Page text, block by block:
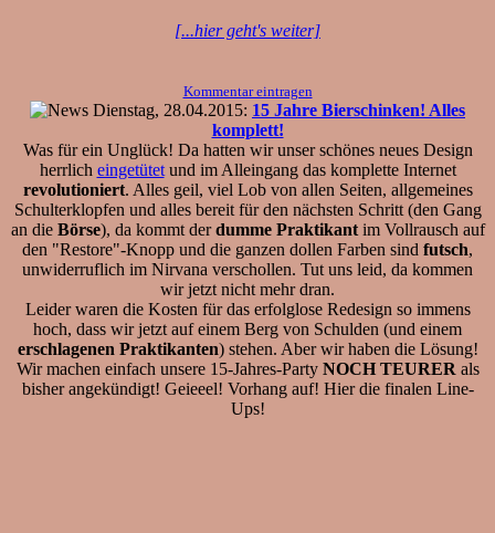
[...hier geht's weiter]
Kommentar eintragen
Dienstag, 28.04.2015: 15 Jahre Bierschinken! Alles
komplett!
Was für ein Unglück! Da hatten wir unser schönes neues Design
herrlich eingetütetund im Alleingang das komplette Internet
revolutioniert. Alles geil, viel Lob von allen Seiten, allgemeines
Schulterklopfen und alles bereit für den nächsten Schritt (den Gang
an die Börse), da kommt derdumme Praktikantim Vollrausch auf
den "Restore"-Knopp und die ganzen dollen Farben sind futsch,
unwiderruflich im Nirvana verschollen. Tut uns leid, da kommen
wir jetzt nicht mehr dran.
Leider waren die Kosten für das erfolglose Redesign so immens
hoch, dass wir jetzt auf einem Berg von Schulden (und einem
erschlagenen Praktikanten) stehen. Aber wir haben die Lösung!
Wir machen einfach unsere 15-Jahres-Party NOCH TEURER als
bisher angekündigt! Geieeel! Vorhang auf! Hier die finalen Line-
Ups!